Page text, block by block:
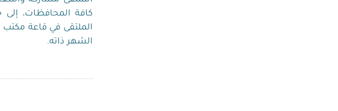
كافة المحافظات،
الشهر ذاته.